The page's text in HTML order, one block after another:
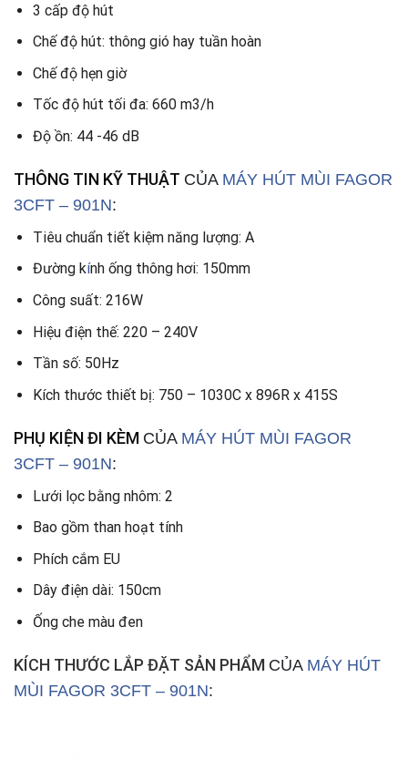
3 cấp độ hút
Chế độ hút: thông gió hay tuần hoàn
Chế độ hẹn giờ
Tốc độ hút tối đa: 660 m3/h
Độ ồn: 44 -46 dB
THÔNG TIN KỸ THUẬT CỦA MÁY HÚT MÙI FAGOR
3CFT – 901N:
Tiêu chuẩn tiết kiệm năng lượng: A
Đường kính ống thông hơi: 150mm
Công suất: 216W
Hiệu điện thế: 220 – 240V
Tần số: 50Hz
Kích thước thiết bị: 750 – 1030C x 896R x 415S
PHỤ KIỆN ĐI KÈM CỦA MÁY HÚT MÙI FAGOR
3CFT – 901N:
Lưới lọc bằng nhôm: 2
Bao gồm than hoạt tính
Phích cắm EU
Dây điện dài: 150cm
Ống che màu đen
KÍCH THƯỚC LẮP ĐẶT SẢN PHẨM CỦA MÁY HÚT
MÙI FAGOR 3CFT – 901N: